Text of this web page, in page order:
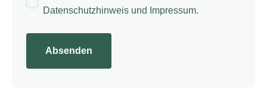
Datenschutzhinweis und Impressum.
Absenden